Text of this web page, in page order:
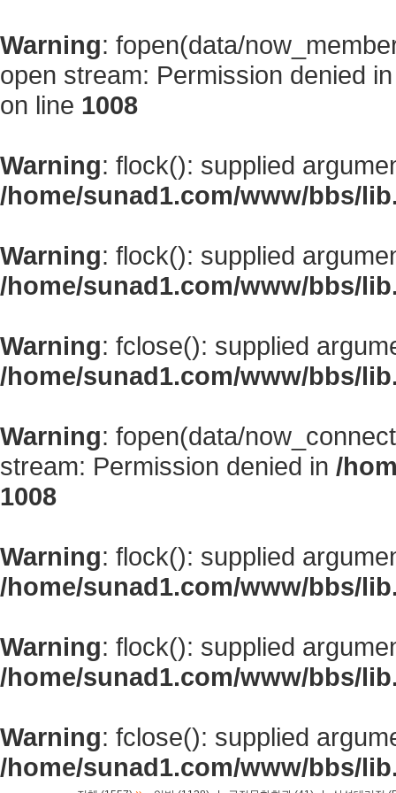
Warning: fopen(data/
open stream: Permission denied
on line 1008
Warning: flock(): supplied
/home/sunad1.com/www/bbs/
Warning: flock(): supplied
/home/sunad1.com/www/bbs/
Warning: fclose(): supplied
/home/sunad1.com/www/bbs/
Warning: fopen(data/
stream: Permission denied in /
1008
Warning: flock(): supplied
/home/sunad1.com/www/bbs/
Warning: flock(): supplied
/home/sunad1.com/www/bbs/
Warning: fclose(): supplied
/home/sunad1.com/www/bbs/